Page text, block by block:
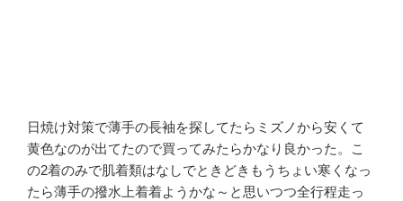
日焼け対策で薄手の長袖を探してたらミズノから安くて
黄色なのが出てたので買ってみたらかなり良かった。こ
の2着のみで肌着類はなしでときどきもうちょい寒くなっ
たら薄手の撥水上着着ようかな～と思いつつ全行程走っ